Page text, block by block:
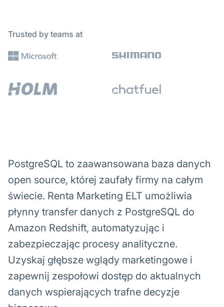
Trusted by teams at
PostgreSQL to zaawansowana baza danych
open source, której zaufały firmy na całym
świecie. Renta Marketing ELT umożliwia
płynny transfer danych z PostgreSQL do
Amazon Redshift, automatyzując i
zabezpieczając procesy analityczne.
Uzyskaj głębsze wglądy marketingowe i
zapewnij zespołowi dostęp do aktualnych
danych wspierających trafne decyzje